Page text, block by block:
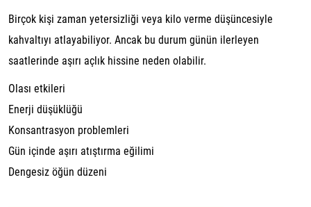
Birçok kişi zaman yetersizliği veya kilo verme düşüncesiyle
kahvaltıyı atlayabiliyor. Ancak bu durum günün ilerleyen
saatlerinde aşırı açlık hissine neden olabilir.
Olası etkileri
Enerji düşüklüğü
Konsantrasyon problemleri
Gün içinde aşırı atıştırma eğilimi
Dengesiz öğün düzeni